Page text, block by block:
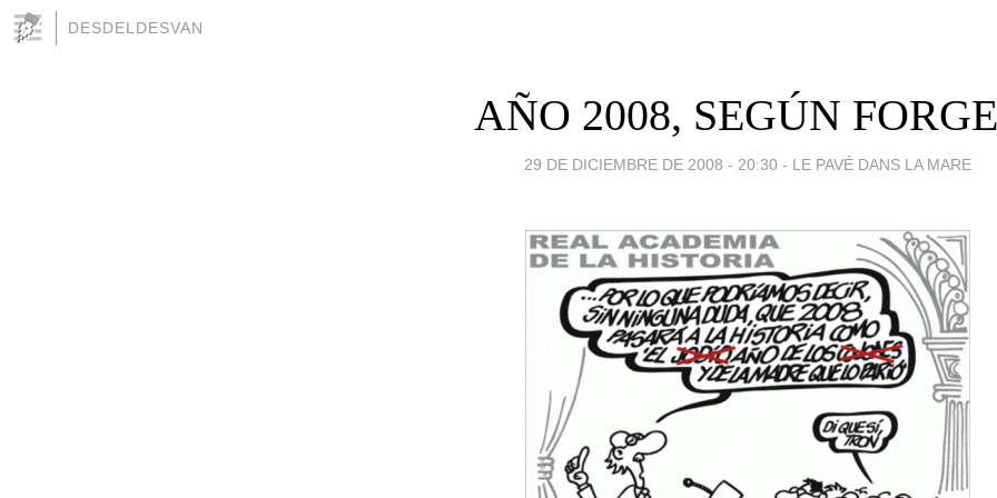
DESDELDESVAN
AÑO 2008, SEGÚN
29 DE DICIEMBRE DE 2008 - 20:30 - LE PAVÉ DANS LA MARE